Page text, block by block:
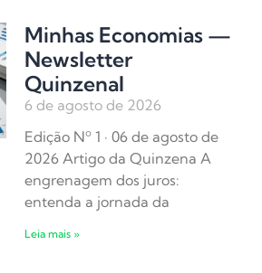
Minhas Economias —
Newsletter
Quinzenal
6 de agosto de 2026
Edição Nº 1 · 06 de agosto de
2026 Artigo da Quinzena A
engrenagem dos juros:
entenda a jornada da
Leia mais »